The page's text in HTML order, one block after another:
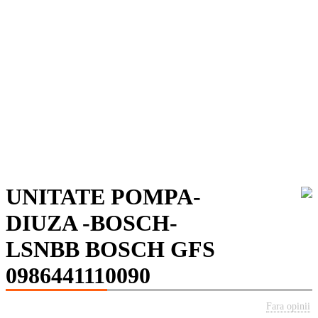
UNITATE POMPA-
DIUZA -BOSCH-
LSNBB BOSCH GFS
0986441110090
Fara opinii